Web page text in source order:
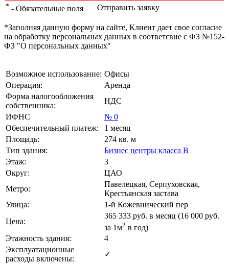
* - Обязательные поля Отправить заявку
*Заполняя данную форму на сайте, Клиент дает свое согласие
на обработку персональных данных в соответсвие с ФЗ №152-
ФЗ "О персональных данных"
Возможное использование: Офисы
Операция:
Аренда
Форма налогообложения
собственника:
НДС
ИФНС
№ 0
Обеспечительный платеж:
1 месяц
Площадь:
274 кв. м
Тип здания:
Бизнес центры класса B
Этаж:
3
Округ:
ЦАО
Метро:
Павелецкая, Серпуховская,
Крестьянская застава
Улица:
1-й Кожевнический пер
Цена:
365 333 руб. в месяц (16 000 руб.
за 1м2 в год)
Этажность здания:
4
Эксплуатационные
расходы включены:
✓